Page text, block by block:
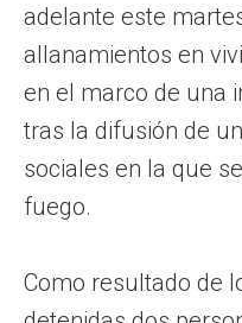
adelante este
allanamientos en
en el marco de una
tras la difusión de
sociales en la que
fuego.
Como resultado de